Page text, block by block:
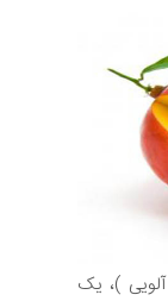
)، یک